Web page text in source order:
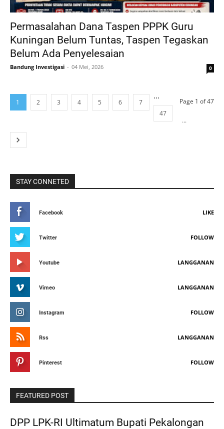
Permasalahan Dana Taspen PPPK Guru
Kuningan Belum Tuntas, Taspen Tegaskan
Belum Ada Penyelesaian
Bandung Investigasi 04 Mei, 2026 0
Page 1 of 47
1 2 3 4 5 6 7
...
47
...
STAY CONNETED
Facebook LIKE
Twitter FOLLOW
Youtube LANGGANAN
Vimeo LANGGANAN
Instagram FOLLOW
Rss LANGGANAN
Pinterest FOLLOW
FEATURED POST
DPP LPK-RI Ultimatum Bupati Pekalongan